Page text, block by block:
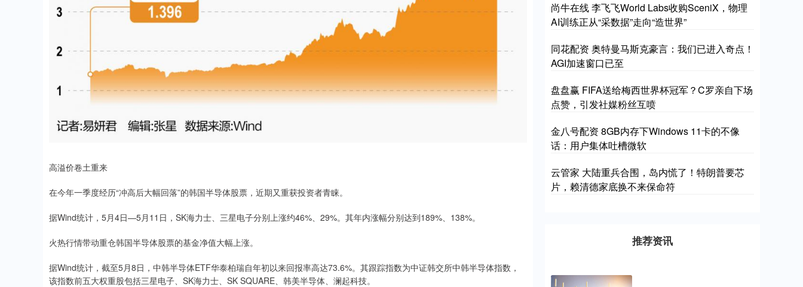
高溢价卷土重来
在今年一季度经历“冲高后大幅回落”的韩国半导体股票，近期又重获投资者青睐。
据Wind统计，5月4日—5月11日，SK海力士、三星电子分别上涨约46%、29%。其年内涨幅分别达到189%、138%。
火热行情带动重仓韩国半导体股票的基金净值大幅上涨。
据Wind统计，截至5月8日，中韩半导体ETF华泰柏瑞自年初以来回报率高达73.6%。其跟踪指数为中证韩交所中韩半导体指数，
该指数前五大权重股包括三星电子、SK海力士、SK SQUARE、韩美半导体、澜起科技。
尚牛在线 李飞飞World Labs收购SceniX，物理
AI训练正从“采数据”走向“造世界”
同花配资 奥特曼马斯克豪言：我们已进入奇点！
AGI加速窗口已至
盘盘赢 FIFA送给梅西世界杯冠军？C罗亲自下场
点赞，引发社媒粉丝互喷
金八号配资 8GB内存下Windows 11卡的不像
话：用户集体吐槽微软
云管家 大陆重兵合围，岛内慌了！特朗普要芯
片，赖清德家底换不来保命符
推荐资讯